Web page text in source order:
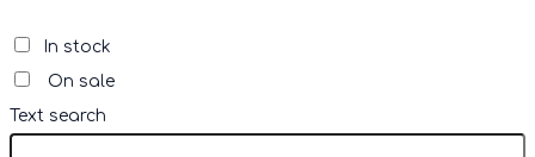
η
α
:
In stock
On sale
Text search